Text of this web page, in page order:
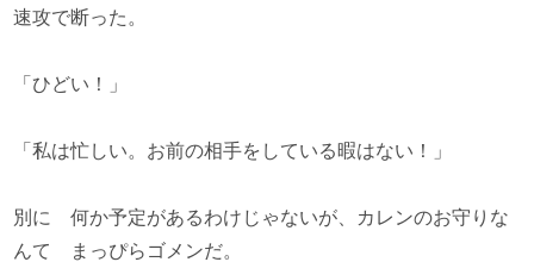
速攻で断った。
「ひどい！」
「私は忙しい。お前の相手をしている暇はない！」
別に 何か予定があるわけじゃないが、カレンのお守りな
んて まっぴらゴメンだ。